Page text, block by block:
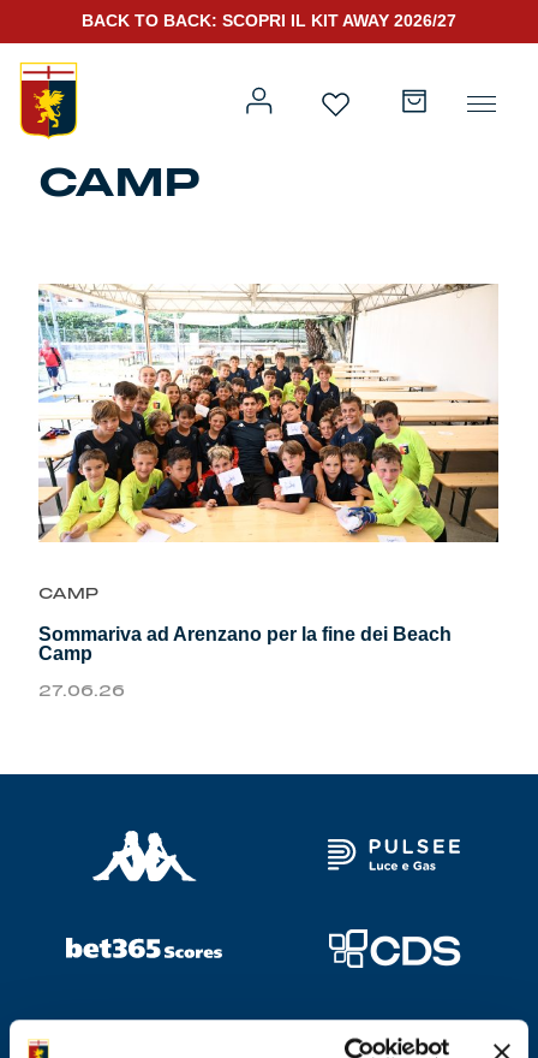
Prima squadra
Genoa for Special
Genoa Academy
Training
Rappresentanza
Kit Gara 25/26
Tacchettee Collection
Urban Collection
Sebago x Genoa
Robe di Kappa x Genoa
BACK TO BACK: SCOPRI IL KIT AWAY 2026/27
CAMP
CAMP
Sommariva ad Arenzano per la fine dei Beach
Camp
27.06.26